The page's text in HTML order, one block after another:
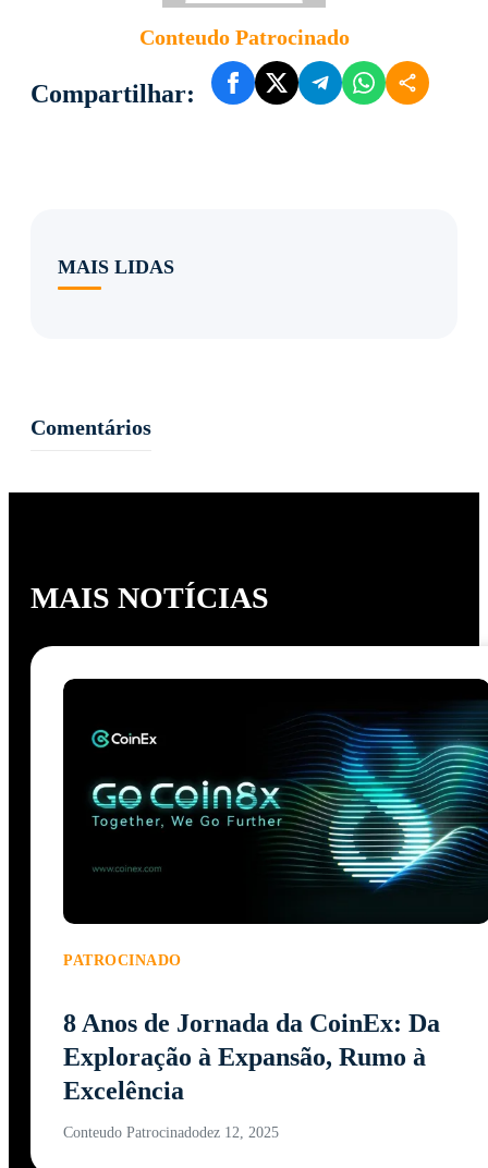
Conteudo Patrocinado
Compartilhar:
MAIS LIDAS
Comentários
MAIS NOTÍCIAS
PATROCINADO
8 Anos de Jornada da CoinEx: Da
Exploração à Expansão, Rumo à
Excelência
Conteudo Patrocinadodez 12, 2025